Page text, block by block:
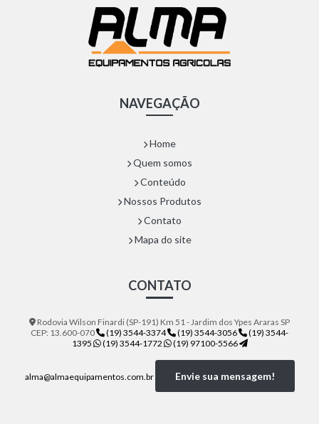
NAVEGAÇÃO
Home
Quem somos
Conteúdo
Nossos Produtos
Contato
Mapa do site
CONTATO
Rodovia Wilson Finardi (SP-191) Km 51 - Jardim dos Ypes Araras SP
CEP: 13.600-070
(19) 3544-3374 (19) 3544-3056
(19) 3544-
1395
(19) 3544-1772 (19) 97100-5566
alma@almaequipamentos.com.br Envie sua mensagem!